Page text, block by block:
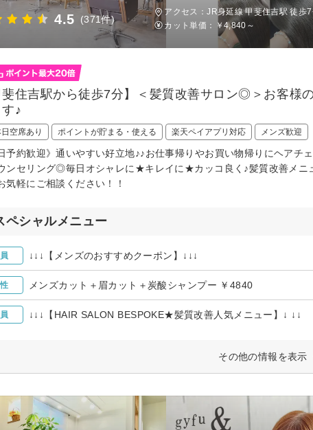
4.5 (371件)
アクセス：JR身延線 甲斐住吉駅 徒歩
カット単価：
￥4,840～
斐住吉駅から徒歩7分】＜髪質改善サロン◎＞お客様
す♪
空席あり ポイントが貯まる・使える 楽天ペイアプリ対応 メンズ歓迎
予約歓迎》通いやすい好立地♪♪お仕事帰りやお買い物帰りにヘア
ンセリング◎毎日オシャレに★キレイに★カッコ良く♪髪質改善メニ
気軽にご相談ください！！
ペシャルメニュー
↓↓↓【メンズのおすすめクーポン】↓↓↓
メンズカット＋眉カット＋炭酸シャンプー ￥4840
↓↓↓【HAIR SALON BESPOKE★髪質改善人気メニュー】↓ ↓↓
その他の情報を表示